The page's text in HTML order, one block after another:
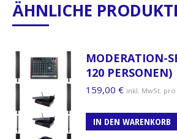
ÄHNLICHE
MODERATION-
120 PERSONEN)
159,00 € inkl. MwSt. pro
IN DEN WARENKORB